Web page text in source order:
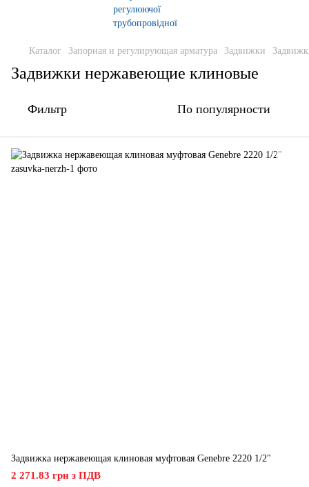
Каталог Запорная и регулирующая арматура Задвижки
Задвижки нержавеющие клиновые
Фильтр По популярности
Задвижка нержавеющая клиновая муфтовая Genebre 2220 1/2"
2 271.83 грн з ПДВ